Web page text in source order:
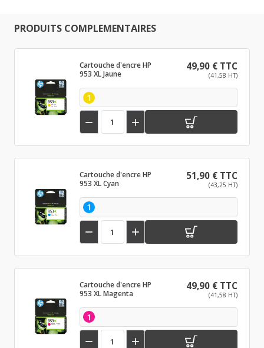
PRODUITS COMPLEMENTAIRES
Cartouche d'encre HP
953 XL Jaune
49,90 € TTC
(41,58 HT)
1
 
Cartouche d'encre HP
953 XL Cyan
51,90 € TTC
(43,25 HT)
1
 
Cartouche d'encre HP
953 XL Magenta
49,90 € TTC
(41,58 HT)
1
 